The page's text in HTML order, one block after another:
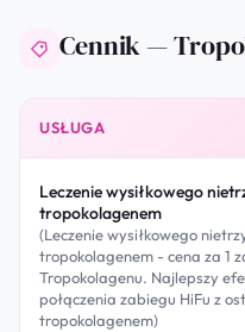
Cennik —
USŁUGA
Leczenie wysiłkowego
tropokolagenem
(Leczenie wysiłkowego
tropokolagenem - cena za 1
Tropokolagenu. Najlepszy
połączenia zabiegu HiFu z
tropokolagenem)